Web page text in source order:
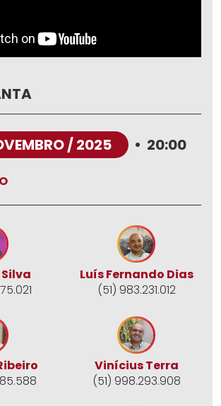
/ 2025 • 20:00
Luís Fernando Dias
(51) 983.231.012
Vinícius Terra
(51) 998.293.908